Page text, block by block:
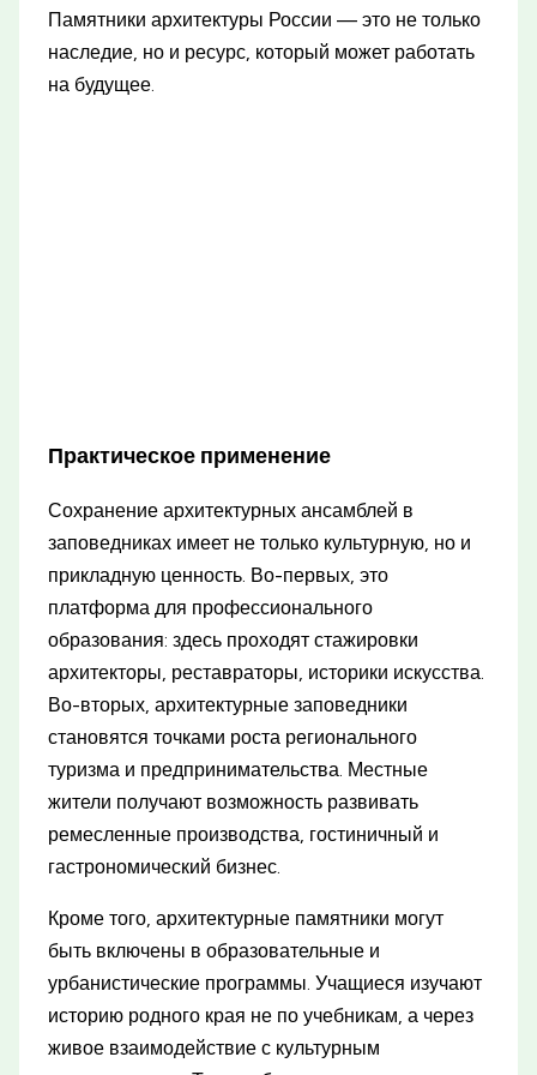
Памятники архитектуры России — это не только
наследие, но и ресурс, который может работать
на будущее.
Практическое применение
Сохранение архитектурных ансамблей в
заповедниках имеет не только культурную, но и
прикладную ценность. Во-первых, это
платформа для профессионального
образования: здесь проходят стажировки
архитекторы, реставраторы, историки искусства.
Во-вторых, архитектурные заповедники
становятся точками роста регионального
туризма и предпринимательства. Местные
жители получают возможность развивать
ремесленные производства, гостиничный и
гастрономический бизнес.
Кроме того, архитектурные памятники могут
быть включены в образовательные и
урбанистические программы. Учащиеся изучают
историю родного края не по учебникам, а через
живое взаимодействие с культурным